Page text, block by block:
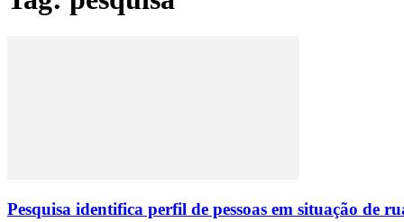
Pesquisa identifica perfil de pessoas em situação de